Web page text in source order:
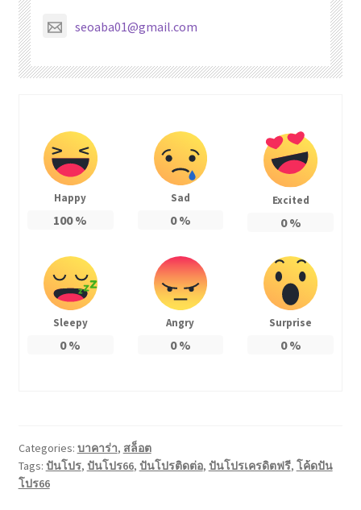
seoaba01@gmail.com
Happy
100%
Sad
0%
Excited
0%
Sleepy
0%
Angry
0%
Surprise
0%
Categories: บาคาร่า, สล็อต
Tags: ปันโปร, ปันโปร66, ปันโปรติดต่อ, ปันโปรเครดิตฟรี, โค้ดปัน
โปร66